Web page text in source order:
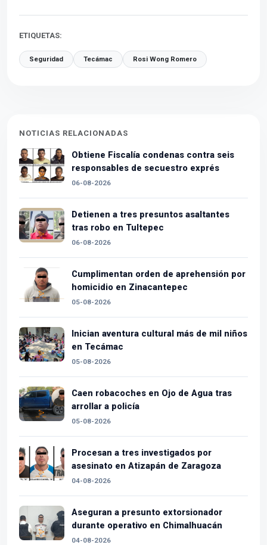
ETIQUETAS:
Seguridad Tecámac Rosi Wong Romero
NOTICIAS RELACIONADAS
Obtiene Fiscalía condenas contra seis
responsables de secuestro exprés
06-08-2026
Detienen a tres presuntos asaltantes
tras robo en Tultepec
06-08-2026
Cumplimentan orden de aprehensión por
homicidio en Zinacantepec
05-08-2026
Inician aventura cultural más de mil niños
en Tecámac
05-08-2026
Caen robacoches en Ojo de Agua tras
arrollar a policía
05-08-2026
Procesan a tres investigados por
asesinato en Atizapán de Zaragoza
04-08-2026
Aseguran a presunto extorsionador
durante operativo en Chimalhuacán
04-08-2026